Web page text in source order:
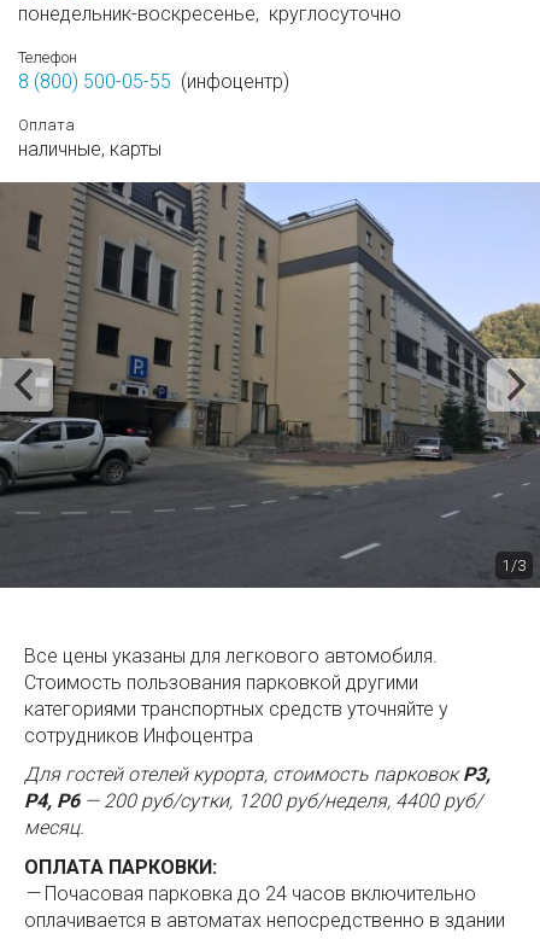
понедельник-воскресенье, круглосуточно
Телефон
8 (800) 500-05-55 (инфоцентр)
Оплата
наличные, карты
1/3
Все цены указаны для легкового автомобиля.
Стоимость пользования парковкой другими
категориями транспортных средств уточняйте у
сотрудников Инфоцентра
Для гостей отелей курорта, стоимость парковокP3,
P4, P6— 200 руб/сутки, 1200 руб/неделя, 4400 руб/
месяц.
ОПЛАТА ПАРКОВКИ:
— Почасовая парковка до 24 часов включительно
оплачивается в автоматах непосредственно в здании